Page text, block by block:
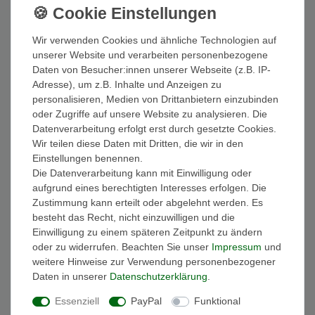
Artikel anzeigen
Timberland Herren Sportliche Halbschuhe
Winsor Park TB0A5Y6W001 Schwarz Black
Nubuck Leder mit GreenStride Gummisohle &
UVP 155,00 €
122,45 € *
In den Warenkorb
zzgl.
Timberland Herren Sportliche Wanderschuhe
Sprint Trekker Mid A1XVQ TB0A1XVQ231 Braun
Wheat Nubuck Leder mit EVA & OrthoLite
ab 145,00 € *
Artikel anzeigen
inkl. ges. MwSt. Versandkosten
Timberland Herren Sportliche Wanderschuhe
Sprint Trekker Mid A24AB0 TB0A24AB015
Wir verwenden Cookies und ähnliche Technologien auf
unserer Website und verarbeiten personenbezogene
Daten von Besucher:innen unserer Webseite (z.B. IP-
Adresse), um z.B. Inhalte und Anzeigen zu
personalisieren, Medien von Drittanbietern einzubinden
oder Zugriffe auf unsere Website zu analysieren. Die
Datenverarbeitung erfolgt erst durch gesetzte Cookies.
Wir teilen diese Daten mit Dritten, die wir in den
Einstellungen benennen.
Die Datenverarbeitung kann mit Einwilligung oder
aufgrund eines berechtigten Interesses erfolgen. Die
Zustimmung kann erteilt oder abgelehnt werden. Es
besteht das Recht, nicht einzuwilligen und die
Einwilligung zu einem späteren Zeitpunkt zu ändern
oder zu widerrufen. Beachten Sie unser Impressum und
weitere Hinweise zur Verwendung personenbezogener
Daten in unserer Daten­schutz­erklärung
Essenziell PayPal Funktional